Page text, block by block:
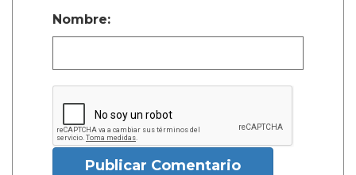
Nombre:
Publicar Comentario